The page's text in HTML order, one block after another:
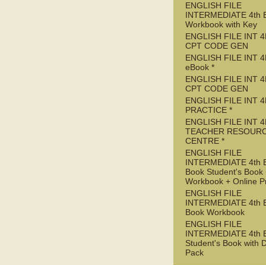
ENGLISH FILE
INTERMEDIATE 4th
Workbook with Key
ENGLISH FILE INT
CPT CODE GEN
ENGLISH FILE INT
eBook *
ENGLISH FILE INT
CPT CODE GEN
ENGLISH FILE INT
PRACTICE *
ENGLISH FILE INT
TEACHER
CENTRE *
ENGLISH FILE
INTERMEDIATE 4th
Book Student's Book
Workbook + Online
ENGLISH FILE
INTERMEDIATE 4th
Book Workbook
ENGLISH FILE
INTERMEDIATE 4th
Student's Book with
Pack